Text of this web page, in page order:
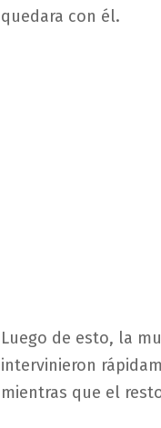
quedara con él.
Luego de esto, la
intervinieron
mientras que el